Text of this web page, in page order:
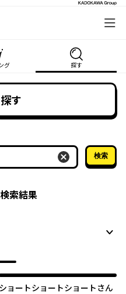
グ 探す
す
検索
索結果
ショートショートショートさん